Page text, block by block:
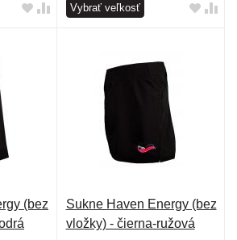
Vybrať veľkosť
(bez
Sukne Haven Energy (bez
vložky) - čierna-ružová